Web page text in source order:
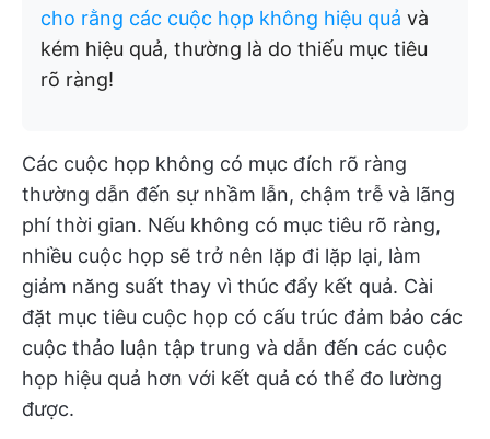
cho rằng các cuộc họp không hiệu quả và
kém hiệu quả, thường là do thiếu mục tiêu
rõ ràng!
Các cuộc họp không có mục đích rõ ràng
thường dẫn đến sự nhầm lẫn, chậm trễ và lãng
phí thời gian. Nếu không có mục tiêu rõ ràng,
nhiều cuộc họp sẽ trở nên lặp đi lặp lại, làm
giảm năng suất thay vì thúc đẩy kết quả. Cài
đặt mục tiêu cuộc họp có cấu trúc đảm bảo các
cuộc thảo luận tập trung và dẫn đến các cuộc
họp hiệu quả hơn với kết quả có thể đo lường
được.